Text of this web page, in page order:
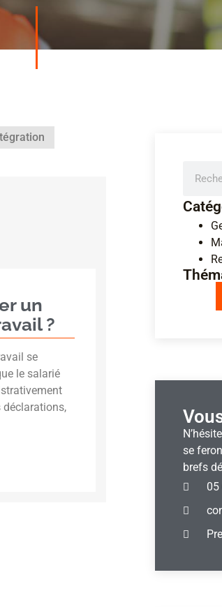
un
?
se
le salarié
déclarations,
se
brefs
05